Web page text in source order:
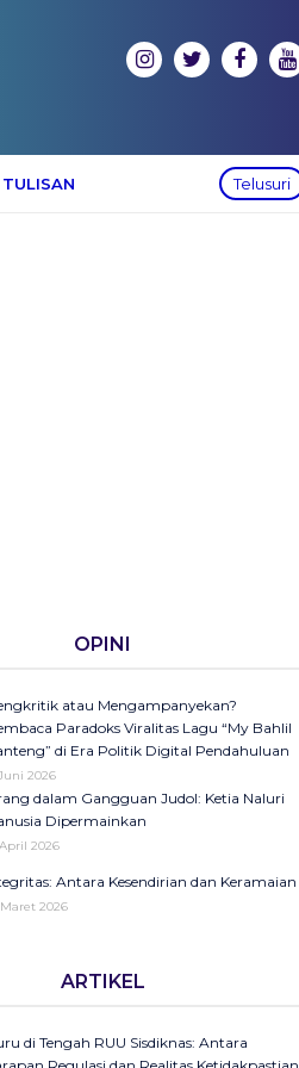
TULISAN Telusuri
OPINI
atau Mengampanyekan?
Paradoks Viralitas Lagu “My Bahlil
di Era Politik Digital Pendahuluan
2026
dalam Gangguan Judol: Ketia Naluri
Dipermainkan
2026
Antara Kesendirian dan Keramaian
2026
Koran ke Panggung Radio Serta
ARTIKEL
di Tengah RUU Sisdiknas: Antara